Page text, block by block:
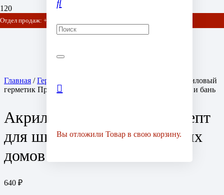
Отдел продаж: +7 (903) 778-01-07 / +7 (905) 752-77-20
Вы отложилиТовар в свою корзину.
Главная /Герметики для швов деревянного дома
/ Акриловый
герметик Просепт для швов срубов деревянных домов и бань
Акриловый герметик Просепт
для швов срубов деревянных
домов и бань
640 ₽